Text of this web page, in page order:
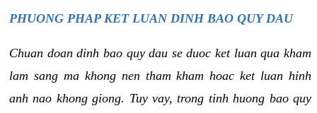
PHUONG PHAP KET LUAN DINH BAO QUY DAU
Chuan doan dinh bao quy dau se duoc ket luan qua kham
lam sang ma khong nen tham kham hoac ket luan hinh
anh nao khong giong. Tuy vay, trong tinh huong bao quy